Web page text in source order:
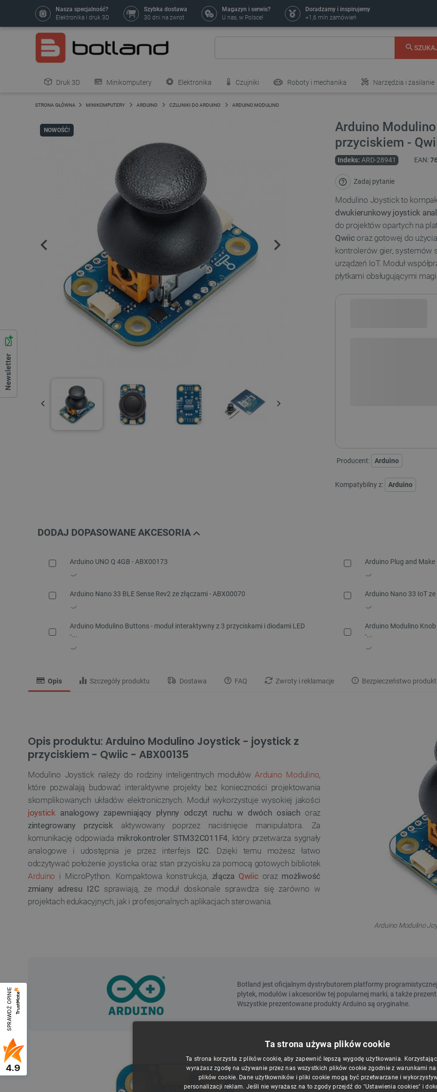
SPRAWDŹ OPINIE
4.9
Nasza specjalność?
Elektronika i druk 3D
Szybka dostawa
30 dni na zwrot
Magazyn i serwis?
U nas, w Polsce!
Doradzamy i inspirujemy
+1,6 mln zamówień
Druk 3D Minikomputery Elektronika Czujniki Roboty i mechanika Narzędzia i zasilanie
Pozostałe
STRONA GŁÓWNA MINIKOMPUTERY ARDUINO CZUJNIKI DO ARDUINO ARDUINO MODULINO
NOWOŚĆ!
Arduino
przyciskiem -
Indeks: ARD-28941 EAN:
Zadaj pytanie
Modulino Joystick to
dwukierunkowy joystick
do projektów opartych na
Qwiic oraz gotowej do
kontrolerów gier, systemów
urządzeń IoT. Moduł
płytkami obsługującymi
Producent: Arduino
Kompatybilny z: Arduino
DODAJ DOPASOWANE AKCESORIA
Arduino UNO Q 4GB - ABX00173 Arduino Plug and Make
Arduino Nano 33 BLE Sense Rev2 ze złączami - ABX00070 Arduino Nano 33 IoT
Arduino Modulino Buttons - moduł interaktywny z 3 przyciskami i diodami LED
-...
Arduino Modulino
-...
Opis Szczegóły produktu Dostawa FAQ Zwroty i reklamacje Bezpieczeństwo
Opis produktu: Arduino Modulino Joystick - joystick z
przyciskiem - Qwiic - ABX00135
Modulino Joystick należy do rodziny inteligentnych modułówArduino Modulino,
które pozwalają budować interaktywne projekty bez konieczności projektowania
skomplikowanych układów elektronicznych. Moduł wykorzystuje wysokiej jakości
joystick analogowy zapewniający płynny odczyt ruchu w dwóch osiach oraz
zintegrowany przycisk aktywowany poprzez naciśnięcie manipulatora. Za
komunikację odpowiada mikrokontroler STM32C011F4, który przetwarza sygnały
analogowe i udostępnia je przez interfejs I2C. Dzięki temu możesz łatwo
odczytywać położenie joysticka oraz stan przycisku za pomocą gotowych bibliotek
Arduino i MicroPython. Kompaktowa konstrukcja, złącza Qwiic oraz możliwość
zmiany adresu I2C sprawiają, że moduł doskonale sprawdza się zarówno w
projektach edukacyjnych, jak i profesjonalnych aplikacjach sterowania.
Arduino Modulino
Główne cechy
Ta strona używa plików cookie
Ta strona korzysta z plików cookie, aby zapewnić lepszą wygodę użytkowania.
wyrażasz zgodę na używanie przez nas wszystkich plików cookie zgodnie z warunkami
plików cookie. Dane użytkowników i pliki cookie mogą być przetwarzane i
personalizacji reklam. Jeśli nie wyrażasz na to zgody przejdź do "Ustawienia cookies" i